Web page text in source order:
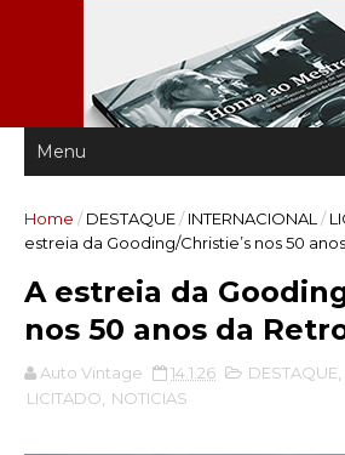
Home / DESTAQUE/ INTERNACIONAL /
estreia da Gooding/Christie’s nos 50
A estreia da
nos 50 anos da
Auto Vintage 14.1.26 DESTAQUE
LICITADO
NOTICIAS